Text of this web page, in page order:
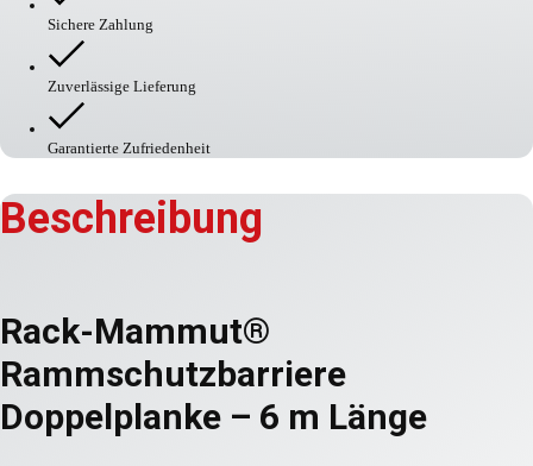
Menge
Sichere Zahlung
Zuverlässige Lieferung
Garantierte Zufriedenheit
Beschreibung
Rack-Mammut®
Rammschutzbarriere
Doppelplanke – 6 m Länge